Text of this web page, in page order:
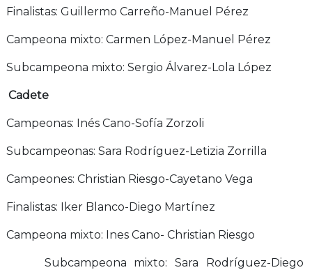
Finalistas: Guillermo Carreño-Manuel Pérez
Campeona mixto: Carmen López-Manuel Pérez
Subcampeona mixto: Sergio Álvarez-Lola López
Cadete
Campeonas: Inés Cano-Sofía Zorzoli
Subcampeonas: Sara Rodríguez-Letizia Zorrilla
Campeones: Christian Riesgo-Cayetano Vega
Finalistas: Iker Blanco-Diego Martínez
Campeona mixto: Ines Cano- Christian Riesgo
Subcampeona mixto: Sara Rodríguez-Diego